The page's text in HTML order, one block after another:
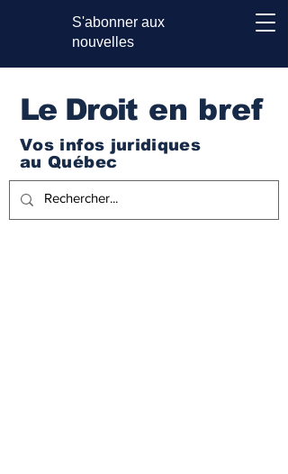
S'abonner aux
nouvelles
Le Droit en bref
Vos infos juridiques
au Québec